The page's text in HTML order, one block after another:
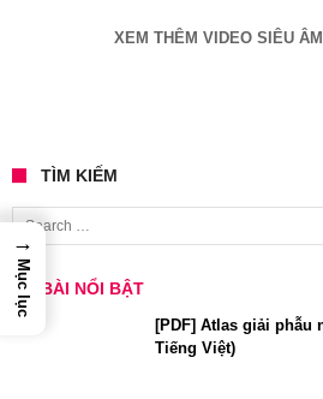
XEM THÊM VIDEO SIÊU
TÌM KIẾM
Search for:
BÀI NỔI BẬT
[PDF] Atlas giải phẫu
Tiếng Việt)
→
Mục lục